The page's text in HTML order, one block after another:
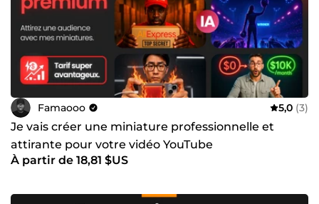
ambitions. À très bientôt, famaooo Parce que chaque
projet mérite d’être unique.
Famaooo 5,0 (3)
Je vais créer une miniature professionnelle et
attirante pour votre vidéo YouTube
À partir de 18,81 $US